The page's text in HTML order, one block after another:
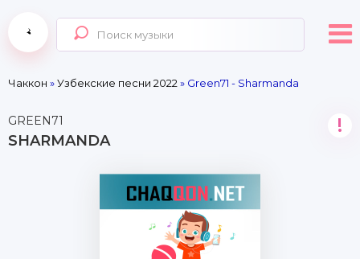
Чаккон »Узбекские песни 2022 » Green71 - Sharmanda
GREEN71
SHARMANDA
!